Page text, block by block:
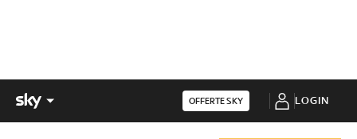
OFFERTE SKY LOGIN